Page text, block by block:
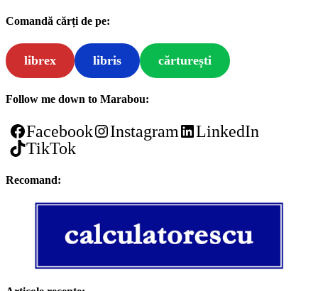
Comandă cărți de pe:
librex libris cărturești
Follow me down to Marabou:
Facebook Instagram
LinkedIn
TikTok
Recomand: